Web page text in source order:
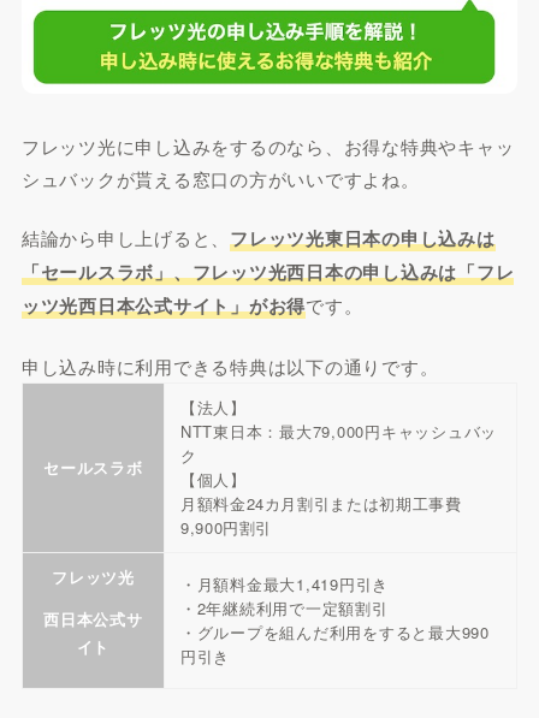
フレッツ光に申し込みをするのなら、お得な特典やキャッ
シュバックが貰える窓口の方がいいですよね。
結論から申し上げると、 フレッツ光東日本の申し込みは
「セールスラボ」、フレッツ光西日本の申し込みは「フレ
ッツ光西日本公式サイト」がお得です。
申し込み時に利用できる特典は以下の通りです。
セールスラボ
【法人】
NTT東日本：最大79,000円キャッシュバッ
ク
【個人】
月額料金24カ月割引または初期工事費
9,900円割引
フレッツ光
西日本公式サ
イト
・月額料金最大1,419円引き
・2年継続利用で一定額割引
・グループを組んだ利用をすると最大990
円引き